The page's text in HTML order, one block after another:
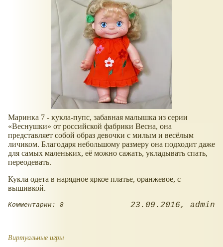
Маринка 7 - кукла-пупс, забавная малышка из серии
«Веснушки» от российской фабрики Весна, она
представляет собой образ девочки с милым и весёлым
личиком. Благодаря небольшому размеру она подходит даже
для самых маленьких, её можно сажать, укладывать спать,
переодевать.
Кукла одета в нарядное яркое платье, оранжевое, с
вышивкой.
Комментарии: 8 23.09.2016 admin
Виртуальные игры